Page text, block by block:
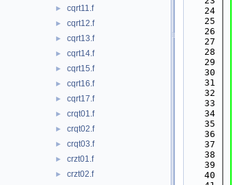
► cqrt11.f
► cqrt12.f
► cqrt13.f
► cqrt14.f
► cqrt15.f
► cqrt16.f
► cqrt17.f
► crqt01.f
► crqt02.f
► crqt03.f
► crzt01.f
►
crzt02.f
   24
   25
   26
   27
   28
   29
   30
   31
   32
   33
   34
   35
   36
   37
   38
   39
   40